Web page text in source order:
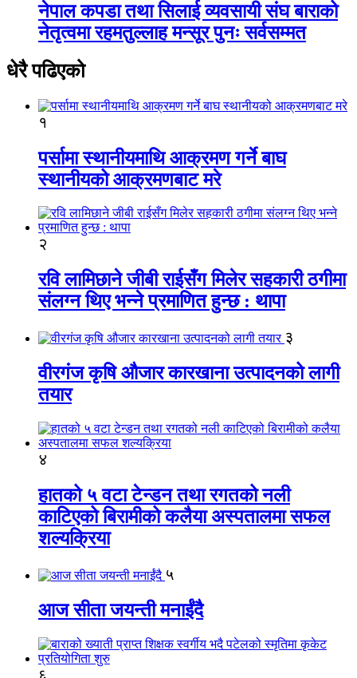
नेपाल कपडा तथा सिलाई व्यवसायी संघ बाराको
नेतृत्वमा रहमतुल्लाह मन्सूर पुनः सर्वसम्मत
धेरै पढिएको
१
पर्सामा स्थानीयमाथि आक्रमण गर्ने बाघ
स्थानीयको आक्रमणबाट मरे
२
रवि लामिछाने जीबी राईसँग मिलेर सहकारी ठगीमा
संलग्न थिए भन्ने प्रमाणित हुन्छ : थापा
३
वीरगंज कृषि औजार कारखाना उत्पादनको लागी
तयार
४
हातको ५ वटा टेन्डन तथा रगतको नली
काटिएको बिरामीको कलैया अस्पतालमा सफल
शल्यक्रिया
५
आज सीता जयन्ती मनाईंदै